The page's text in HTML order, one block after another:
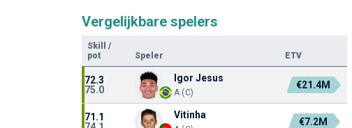
Vergelijkbare spelers
Skill
/
pot
Speler ETV
72.3
75.0
Igor Jesus
A (C)
€21.4M
71.1
Vitinha
€7.2M